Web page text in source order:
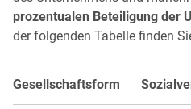
prozentualen Beteiligung der
der folgenden Tabelle finden
Gesellschaftsform